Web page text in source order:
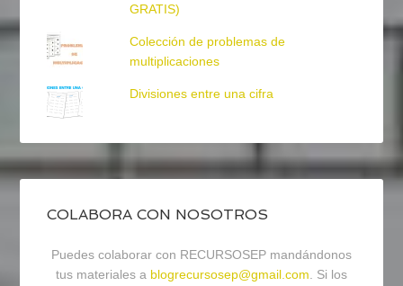
GRATIS)
Colección de problemas de
multiplicaciones
Divisiones entre una cifra
COLABORA CON NOSOTROS
Puedes colaborar con RECURSOSEP mandándonos
tus materiales a blogrecursosep@gmail.com. Si los